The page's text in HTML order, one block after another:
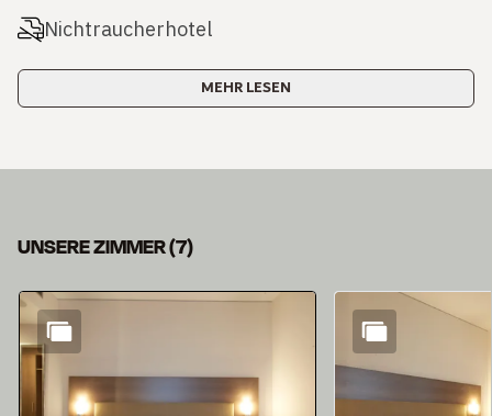
Nichtraucherhotel
MEHR LESEN
UNSERE ZIMMER(7)
Dia 1 von 7